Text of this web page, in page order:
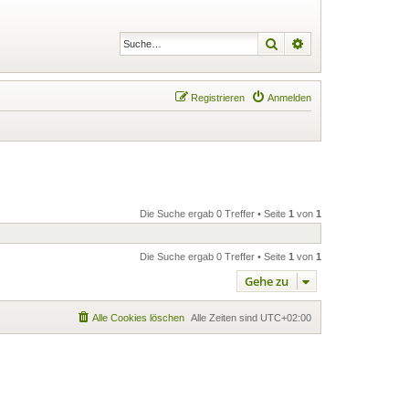
Suche
Anmelden
Registrieren
Die Suche ergab 0 Treffer • Seite 1 von 1
Die Suche ergab 0 Treffer • Seite 1 von 1
Gehe zu
Alle Zeiten sind UTC+02:00
Alle Cookies löschen